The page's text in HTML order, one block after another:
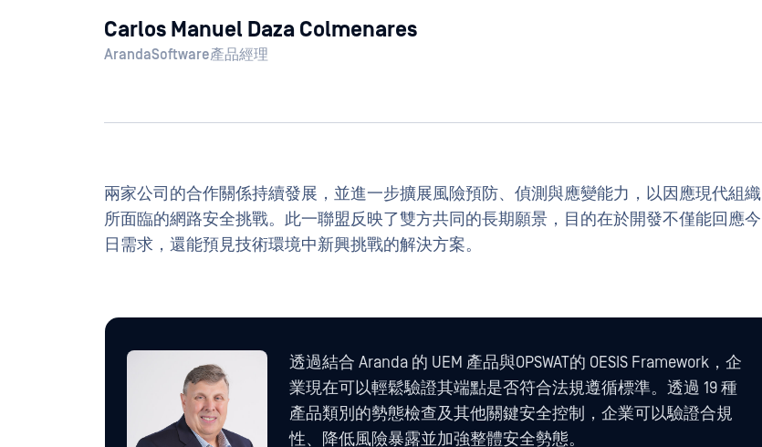
Carlos Manuel Daza Colmenares
ArandaSoftware產品經理
兩家公司的合作關係持續發展，並進一步擴展風險預防、偵測與應變能力，以因應現代組織
所面臨的網路安全挑戰。此一聯盟反映了雙方共同的長期願景，目的在於開發不僅能回應今
日需求，還能預見技術環境中新興挑戰的解決方案。
透過結合 Aranda 的 UEM 產品與OPSWAT的 OESIS Framework，企
業現在可以輕鬆驗證其端點是否符合法規遵循標準。透過 19 種
產品類別的勢態檢查及其他關鍵安全控制，企業可以驗證合規
性、降低風險暴露並加強整體安全勢態。